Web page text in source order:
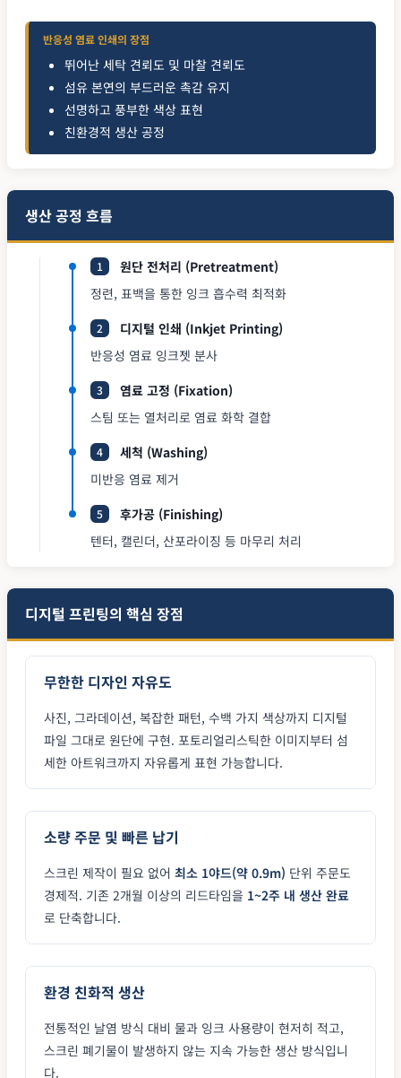
반응성 염료 인쇄의 장점
뛰어난 세탁 견뢰도 및 마찰 견뢰도
섬유 본연의 부드러운 촉감 유지
선명하고 풍부한 색상 표현
친환경적 생산 공정
생산 공정 흐름
1
원단 전처리 (Pretreatment)
정련, 표백을 통한 잉크 흡수력 최적화
2
디지털 인쇄 (Inkjet Printing)
반응성 염료 잉크젯 분사
3
염료 고정 (Fixation)
스팀 또는 열처리로 염료 화학 결합
4
세척 (Washing)
미반응 염료 제거
5
후가공 (Finishing)
텐터, 캘린더, 산포라이징 등 마무리 처리
디지털 프린팅의 핵심 장점
무한한 디자인 자유도
사진, 그라데이션, 복잡한 패턴, 수백 가지 색상까지 디지털
파일 그대로 원단에 구현. 포토리얼리스틱한 이미지부터 섬
세한 아트워크까지 자유롭게 표현 가능합니다.
소량 주문 및 빠른 납기
스크린 제작이 필요 없어 최소 1야드(약 0.9m) 단위 주문도
경제적. 기존 2개월 이상의 리드타임을 1~2주 내 생산 완료
로 단축합니다.
환경 친화적 생산
전통적인 날염 방식 대비 물과 잉크 사용량이 현저히 적고,
스크린 폐기물이 발생하지 않는 지속 가능한 생산 방식입니
다.